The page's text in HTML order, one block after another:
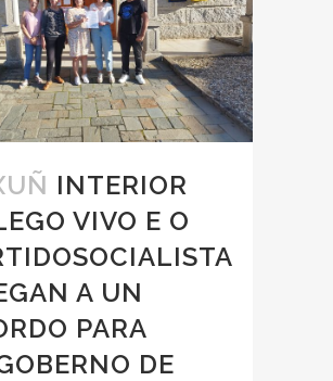
INTERIOR
VIVO E O
A UN
PARA
DE